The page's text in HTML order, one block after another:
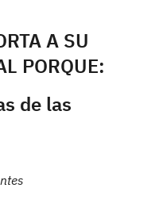
A SU
PORQUE:
de las